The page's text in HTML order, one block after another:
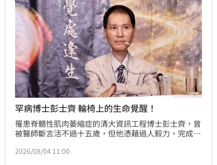
罕病博士彭士齊 輪椅上的生命覺醒！
罹患脊髓性肌肉萎縮症的清大資訊工程博士彭士齊，曾
被醫師斷言活不過十五歲，但他憑藉過人毅力，完成新
更探討「我是誰」與生命本質。彭博士透過書中分享與
2026/08/04 11:00